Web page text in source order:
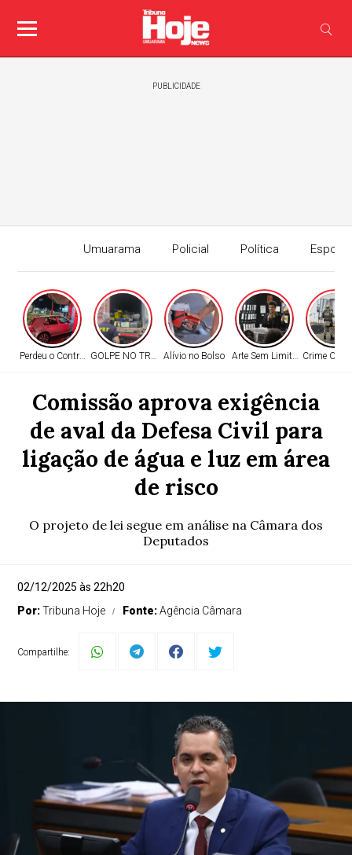
PUBLICIDADE
Umuarama Policial Política
Edição
Perdeu o Controle GOLPE NO TRÁFICOAlívio no Bolso Arte Sem Limites Crime
Comissão aprova exigência
de aval da Defesa Civil para
ligação de água e luz em área
de risco
O projeto de lei segue em análise na Câmara dos
Deputados
02/12/2025 às 22h20
Por:Tribuna Hoje Fonte:Agência Câmara
Compartilhe: